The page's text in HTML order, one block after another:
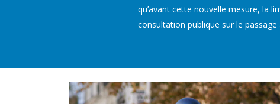
qu’avant cette nouvelle mesure, la
consultation publique sur le